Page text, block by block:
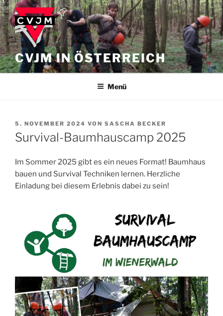
Zum
Inhalt
springen
CVJM IN ÖSTERREICH
Menü
VERÖFFENTLICHT
AM
5. NOVEMBER 2024 VON SASCHA BECKER
Survival-Baumhauscamp 2025
Im Sommer 2025 gibt es ein neues Format! Baumhaus
bauen und Survival Techniken lernen. Herzliche
Einladung bei diesem Erlebnis dabei zu sein!